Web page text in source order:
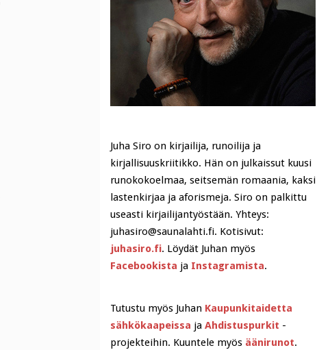
Juha Siro on kirjailija, runoilija ja
kirjallisuuskriitikko. Hän on julkaissut kuusi
runokokoelmaa, seitsemän romaania, kaksi
lastenkirjaa ja aforismeja. Siro on palkittu
useasti kirjailijantyöstään. Yhteys:
juhasiro@saunalahti.fi. Kotisivut:
juhasiro.fi. Löydät Juhan myös
Facebookista ja Instagramista.
Tutustu myös Juhan Kaupunkitaidetta
sähkökaapeissa ja Ahdistuspurkit -
projekteihin. Kuuntele myös äänirunot.